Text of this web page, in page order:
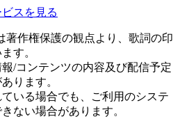
スを見る
著作権保護の観点より、歌詞の印
す。
/コンテンツの内容及び配信予定
ります。
いる場合でも、ご利用のシステ
ない場合があります。